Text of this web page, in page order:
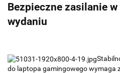
Bezpieczne zasilanie
wydaniu
do laptopa gamingowego wymaga